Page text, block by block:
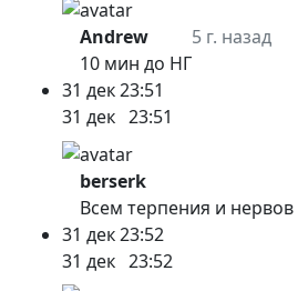
Andrew
10 мин до НГ
5 г. назад
31 дек23:51
31 дек 23:51
berserk
Всем терпения и нервов
31 дек23:52
31 дек 23:52